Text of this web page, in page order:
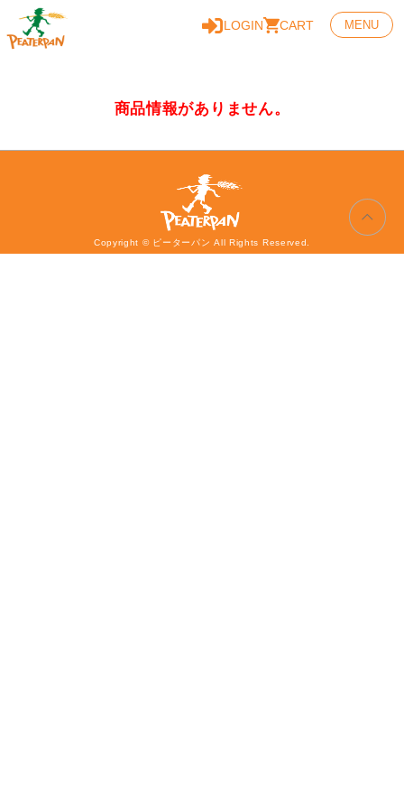
LOGIN CART MENU
商品情報がありません。
Copyright © ピーターパン All Rights Reserved.